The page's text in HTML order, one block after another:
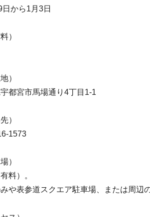
日から1月3日
）
）
都宮市馬場通り4丁目1-1
）
1573
）
料）。
や表参道スクエア駐車場、または周辺